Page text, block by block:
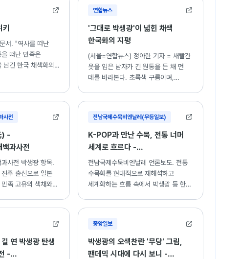
서. "역사를 떠난
떠난 민족은
남긴 한국 채색화의
연합뉴스
'그대로 박생광'이 넓힌 채색
한국화의 지평
(서울=연합뉴스) 정아란 기자 = 새빨간
옷을 입은 남자가 긴 원통을 든 채 먼
데를 바라본다. 초록색 구름이며,
사전
) -
과사전
사전 박생광 항목.
주 출신으로 일본
족 고유의 색채와
전남국제수묵비엔날레(무등일보)
K-POP과 만난 수묵, 전통 너머
세계로 흐르다 -
전남국제수묵비엔날레
전남국제수묵비엔날레 언론보도. 전통
수묵화를 현대적으로 재해석하고
세계화하는 흐름 속에서 박생광 등 한국
연 박생광 탄생
-
중앙일보
박생광의 오색찬란 '무당' 그림,
팬데믹 시대에 다시 보니 -